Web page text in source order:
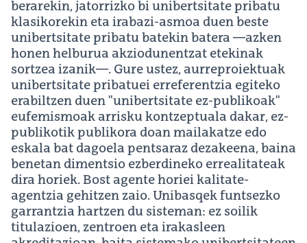
berarekin, jatorrizko bi unibertsitate pribatu
klasikorekin eta irabazi-asmoa duen beste
unibertsitate pribatu batekin batera —azken
honen helburua akziodunentzat etekinak
sortzea izanik—. Gure ustez, aurreproiektuak
unibertsitate pribatuei erreferentzia egiteko
erabiltzen duen "unibertsitate ez-publikoak"
eufemismoak arrisku kontzeptuala dakar, ez-
publikotik publikora doan mailakatze edo
eskala bat dagoela pentsaraz dezakeena, baina
benetan dimentsio ezberdineko errealitateak
dira horiek. Bost agente horiei kalitate-
agentzia gehitzen zaio. Unibasqek funtsezko
garrantzia hartzen du sisteman: ez soilik
titulazioen, zentroen eta irakasleen